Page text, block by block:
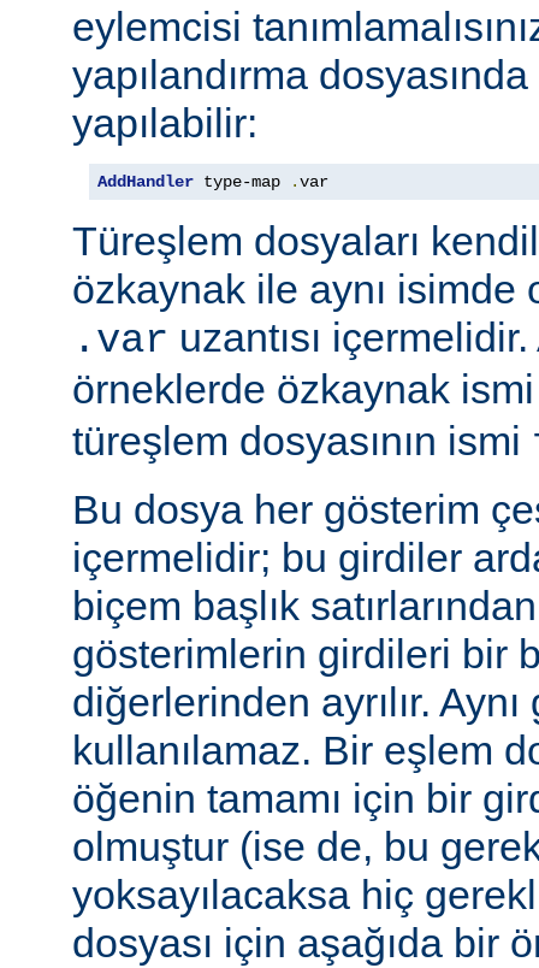
eylemcisi
yapılandırma
yapılabilir:
AddHandler type-map .var
Türeşlem dosyaları
özkaynak ile aynı isimde
.var uzantısı
örneklerde özkaynak
türeşlem dosyasının ismi
Bu dosya her gösterim
içermelidir; bu girdiler
biçem başlık
gösterimlerin girdileri bir
diğerlerinden ayrılır.
kullanılamaz. Bir eşlem
öğenin tamamı için bir
olmuştur (ise de, bu
yoksayılacaksa hiç
dosyası için aşağıda bir